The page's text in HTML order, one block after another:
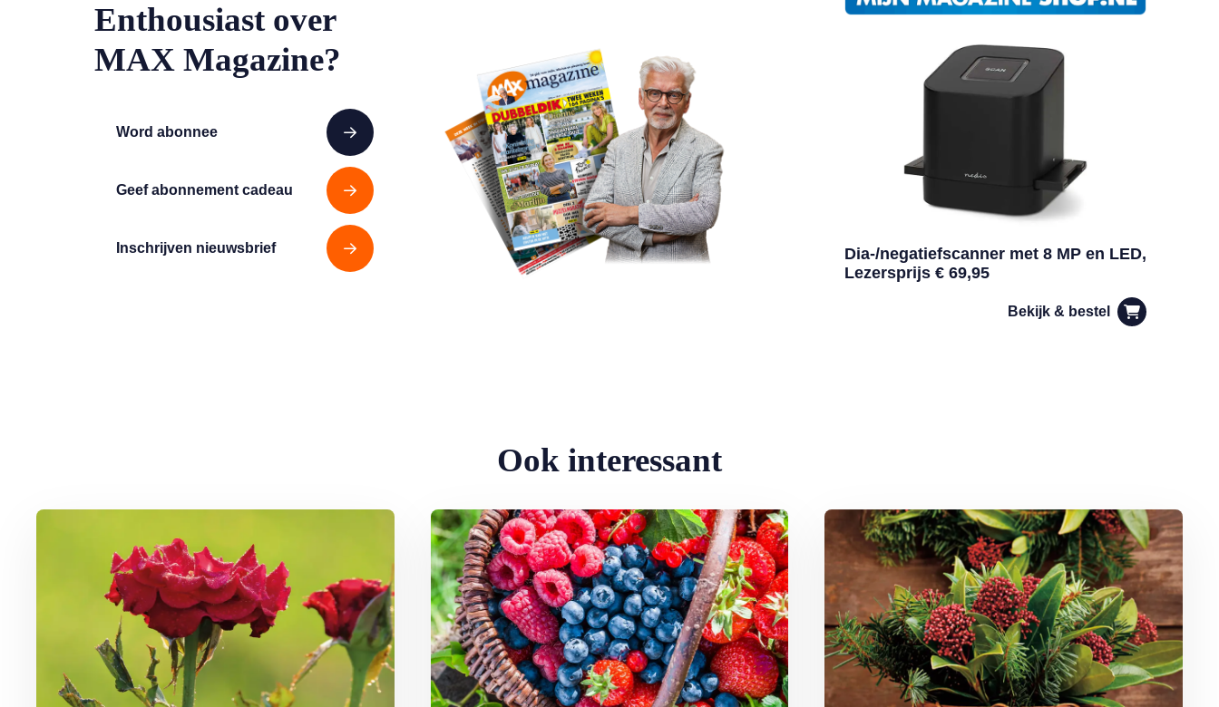
Enthousiast over
MAX Magazine?
Word abonnee
Geef abonnement cadeau
Inschrijven nieuwsbrief
Dia-/negatiefscanner met 8 MP en LED,
Lezersprijs € 69,95
Bekijk & bestel
Ook interessant
Lees meer over Klimplanten voor een tuin op het noorden Lees meer over Klein maar fijn: kleinfruit kweken in de (moes)tuin doet u zóLees meer over Zelf kerststukjes maken doet u zó